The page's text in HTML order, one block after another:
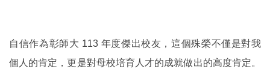
自信作為彰師大 113 年度傑出校友，這個殊榮不僅是對我
個人的肯定，更是對母校培育人才的成就做出的高度肯定。